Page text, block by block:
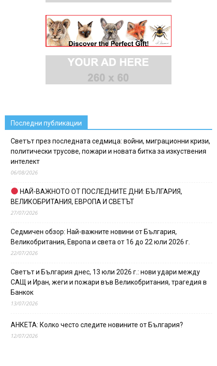
Последни публикации
Светът през последната седмица: войни, миграционни кризи,
политически трусове, пожари и новата битка за изкуствения
интелект
06/08/2026
НАЙ-ВАЖНОТО ОТ ПОСЛЕДНИТЕ ДНИ: БЪЛГАРИЯ,
ВЕЛИКОБРИТАНИЯ, ЕВРОПА И СВЕТЪТ
27/07/2026
Седмичен обзор: Най-важните новини от България,
Великобритания, Европа и света от 16 до 22 юли 2026 г.
22/07/2026
Светът и България днес, 13 юли 2026 г.: нови удари между
САЩ и Иран, жеги и пожари във Великобритания, трагедия в
Банкок
13/07/2026
АНКЕТА: Колко често следите новините от България?
12/07/2026